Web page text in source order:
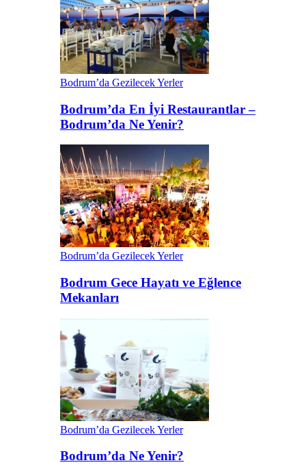
Bodrum’da Gezilecek Yerler
Bodrum’da En İyi Restaurantlar –
Bodrum’da Ne Yenir?
Bodrum’da Gezilecek Yerler
Bodrum Gece Hayatı ve Eğlence
Mekanları
Bodrum’da Gezilecek Yerler
Bodrum’da Ne Yenir?